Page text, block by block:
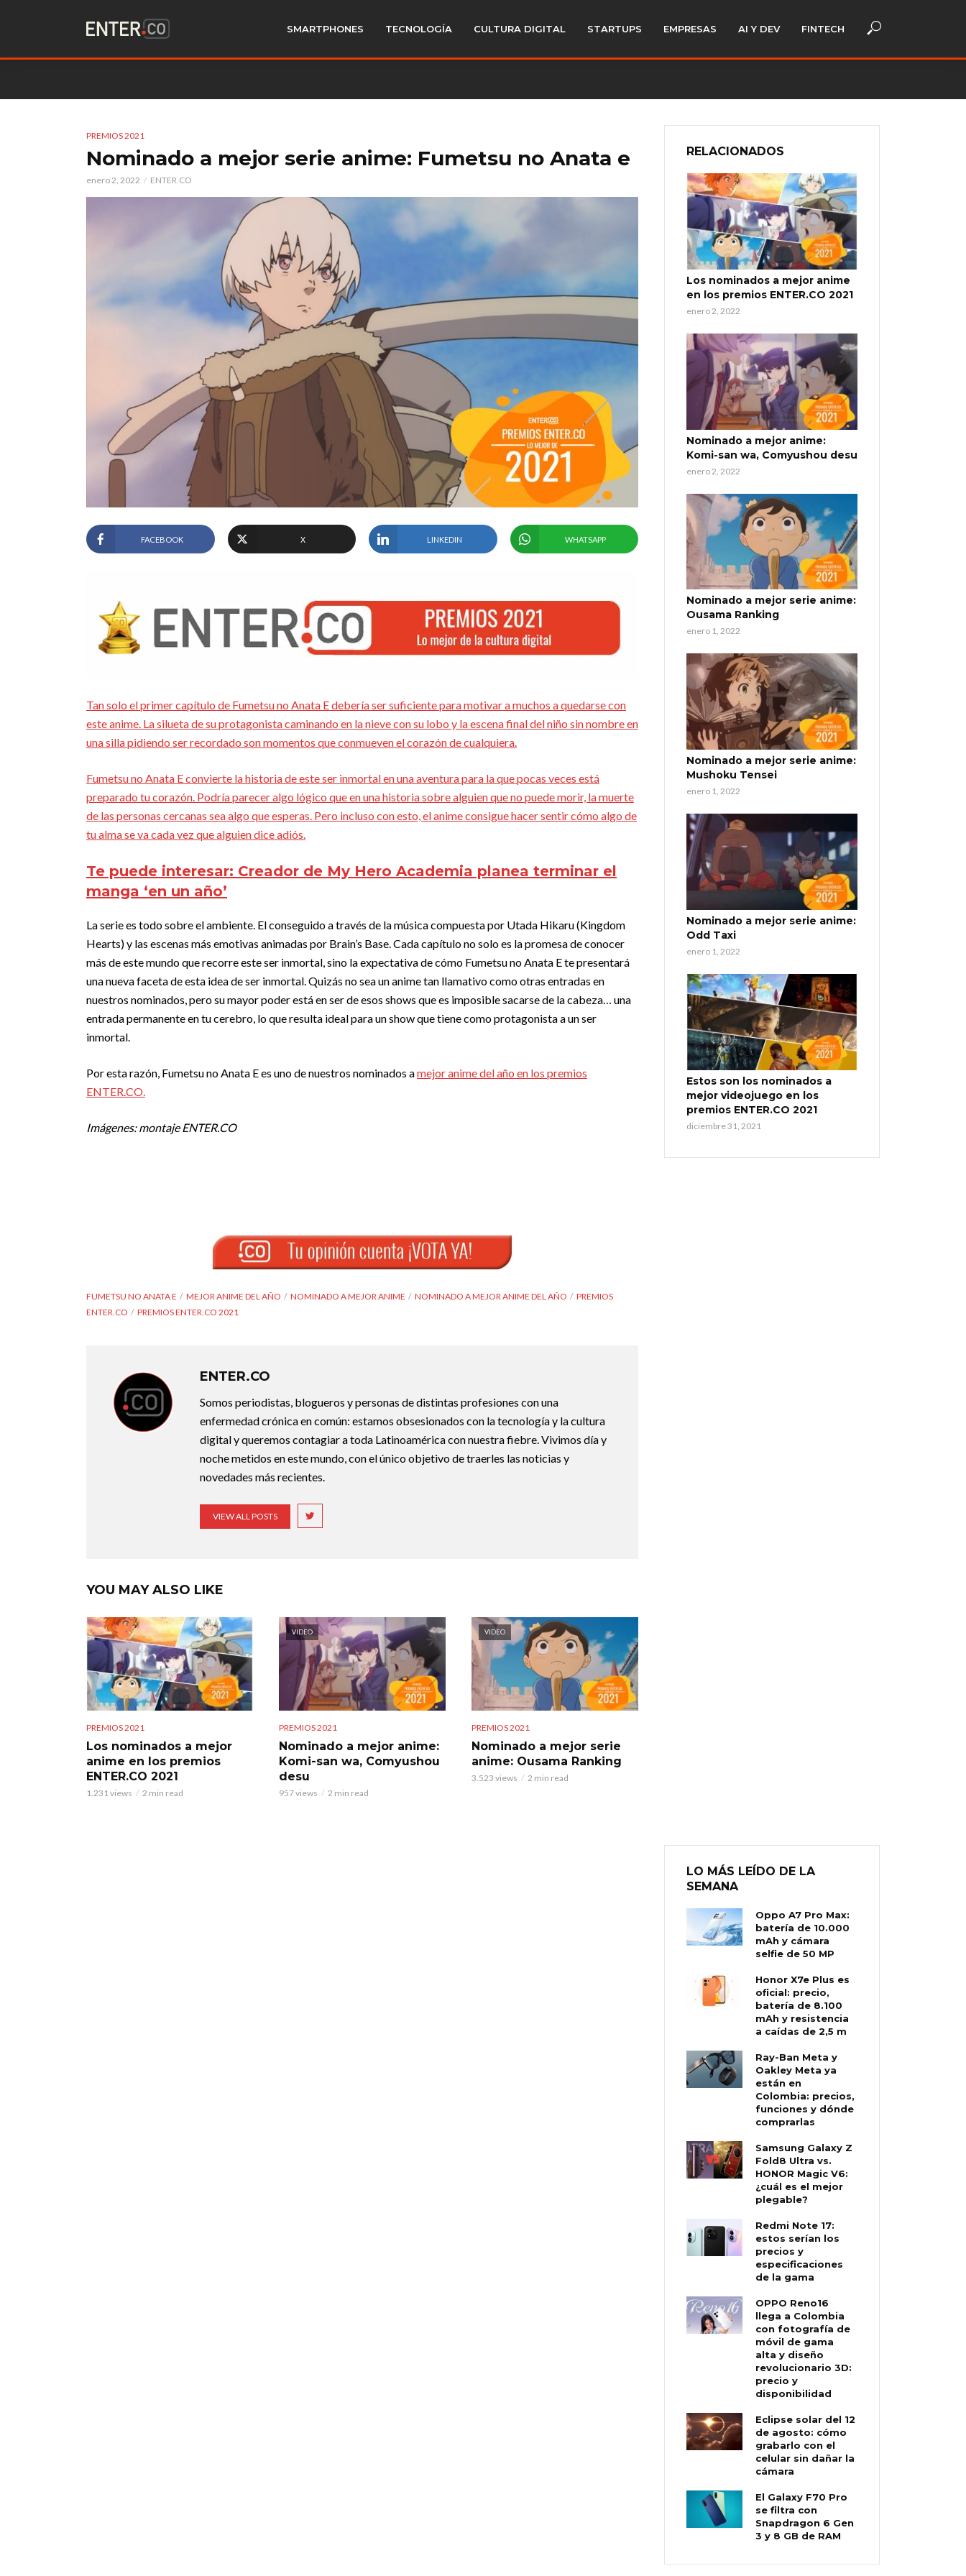
SMARTPHONES TECNOLOGÍA CULTURA DIGITAL STARTUPS EMPRESAS AI Y DEV FINTECH
PREMIOS 2021
Nominado a mejor serie anime: Fumetsu no Anata e
enero 2, 2022 ENTER.CO
FACEBOOK X LINKEDIN WHATSAPP
Tan solo el primer capítulo de Fumetsu no Anata E debería ser suficiente para motivar a muchos a quedarse con
este anime. La silueta de su protagonista caminando en la nieve con su lobo y la escena final del niño sin nombre en
una silla pidiendo ser recordado son momentos que conmueven el corazón de cualquiera.
Fumetsu no Anata E convierte la historia de este ser inmortal en una aventura para la que pocas veces está
preparado tu corazón. Podría parecer algo lógico que en una historia sobre alguien que no puede morir, la muerte
de las personas cercanas sea algo que esperas. Pero incluso con esto, el anime consigue hacer sentir cómo algo de
tu alma se va cada vez que alguien dice adiós.
Te puede interesar: Creador de My Hero Academia planea terminar el
manga ‘en un año’
La serie es todo sobre el ambiente. El conseguido a través de la música compuesta por Utada Hikaru (Kingdom
Hearts) y las escenas más emotivas animadas por Brain’s Base. Cada capítulo no solo es la promesa de conocer
más de este mundo que recorre este ser inmortal, sino la expectativa de cómo Fumetsu no Anata E te presentará
una nueva faceta de esta idea de ser inmortal. Quizás no sea un anime tan llamativo como otras entradas en
nuestros nominados, pero su mayor poder está en ser de esos shows que es imposible sacarse de la cabeza… una
entrada permanente en tu cerebro, lo que resulta ideal para un show que tiene como protagonista a un ser
inmortal.
Por esta razón, Fumetsu no Anata E es uno de nuestros nominados amejor anime del año en los premios
ENTER.CO.
Imágenes: montaje ENTER.CO
FUMETSU NO ANATA E MEJOR ANIME DEL AÑO NOMINADO A MEJOR ANIME NOMINADO A MEJOR ANIME DEL AÑO
PREMIOS
ENTER.CO
PREMIOS ENTER.CO 2021
ENTER.CO
Somos periodistas, blogueros y personas de distintas profesiones con una
enfermedad crónica en común: estamos obsesionados con la tecnología y la cultura
digital y queremos contagiar a toda Latinoamérica con nuestra fiebre. Vivimos día y
noche metidos en este mundo, con el único objetivo de traerles las noticias y
novedades más recientes.
VIEW ALL POSTS
YOU MAY ALSO LIKE
PREMIOS 2021
Los nominados a mejor
anime en los premios
ENTER.CO 2021
1.231 views 2 min read
VIDEO
PREMIOS 2021
Nominado a mejor anime:
Komi-san wa, Comyushou
desu
957 views 2 min read
VIDEO
PREMIOS 2021
Nominado a mejor serie
anime: Ousama Ranking
3.523 views 2 min read
RELACIONADOS
Los nominados a mejor anime
en los premios ENTER.CO 2021
enero 2, 2022
Nominado a mejor anime:
Komi-san wa, Comyushou desu
enero 2, 2022
Nominado a mejor serie anime:
Ousama Ranking
enero 1, 2022
Nominado a mejor serie anime:
Mushoku Tensei
enero 1, 2022
Nominado a mejor serie anime:
Odd Taxi
enero 1, 2022
Estos son los nominados a
mejor videojuego en los
premios ENTER.CO 2021
diciembre 31, 2021
LO MÁS LEÍDO DE LA
SEMANA
Oppo A7 Pro Max:
batería de 10.000
mAh y cámara
selfie de 50 MP
Honor X7e Plus es
oficial: precio,
batería de 8.100
mAh y resistencia
a caídas de 2,5 m
Ray-Ban Meta y
Oakley Meta ya
están en
Colombia: precios,
funciones y dónde
comprarlas
Samsung Galaxy Z
Fold8 Ultra vs.
HONOR Magic V6:
¿cuál es el mejor
plegable?
Redmi Note 17:
estos serían los
precios y
especificaciones
de la gama
OPPO Reno16
llega a Colombia
con fotografía de
móvil de gama
alta y diseño
revolucionario 3D:
precio y
disponibilidad
Eclipse solar del 12
de agosto: cómo
grabarlo con el
celular sin dañar la
cámara
El Galaxy F70 Pro
se filtra con
Snapdragon 6 Gen
3 y 8 GB de RAM